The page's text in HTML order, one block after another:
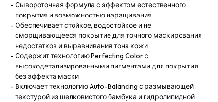
Сывороточная формула с эффектом естественного
покрытия и возможностью наращивания
Обеспечивает стойкое, водостойкое и не
сморщивающееся покрытие для точного маскирования
недостатков и выравнивания тона кожи
Содержит технологию Perfecting Color с
высокодетализированными пигментами для покрытия
без эффекта маски
Включает технологию Auto-Balancing с размывающей
текстурой из шелковистого бамбука и гидролипидной